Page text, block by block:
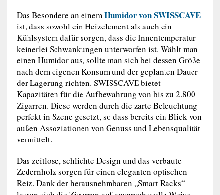
Das Besondere an einemHumidor von SWISSCAVE
ist, dass sowohl ein Heizelement als auch ein
Kühlsystem dafür sorgen, dass die Innentemperatur
keinerlei Schwankungen unterworfen ist. Wählt man
einen Humidor aus, sollte man sich bei dessen Größe
nach dem eigenen Konsum und der geplanten Dauer
der Lagerung richten. SWISSCAVE bietet
Kapazitäten für die Aufbewahrung von bis zu 2.800
Zigarren. Diese werden durch die zarte Beleuchtung
perfekt in Szene gesetzt, so dass bereits ein Blick von
außen Assoziationen von Genuss und Lebensqualität
vermittelt.
Das zeitlose, schlichte Design und das verbaute
Zedernholz sorgen für einen eleganten optischen
Reiz. Dank der herausnehmbaren „Smart Racks“